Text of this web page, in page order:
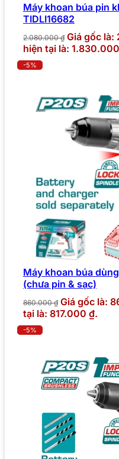
Máy khoan búa pin
TIDLI16682
2.080.000₫ Giá gốc
hiện tại là:
-5%
Máy khoan búa
(chưa pin & sạc)
860.000₫ Giá gốc là:
tại là: 817.000 ₫.
-5%